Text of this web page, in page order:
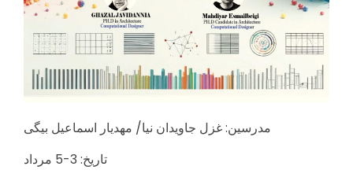
مدرسین: غزل جاویدان نیا/ مهدیار اسماعیل بیگی
تاریخ: 3-5 مرداد